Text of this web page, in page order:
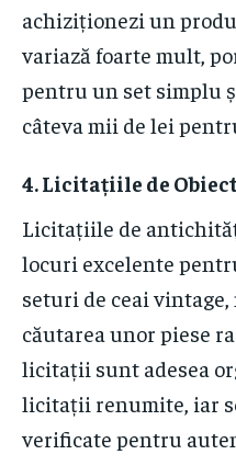
achiziționezi un
variază foarte mult,
pentru un set simplu
câteva mii de lei
4. Licitațiile de
Licitațiile de
locuri excelente
seturi de ceai vintage,
căutarea unor piese
licitații sunt adesea
licitații renumite, iar
verificate pentru